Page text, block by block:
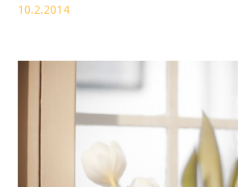
10.2.2014